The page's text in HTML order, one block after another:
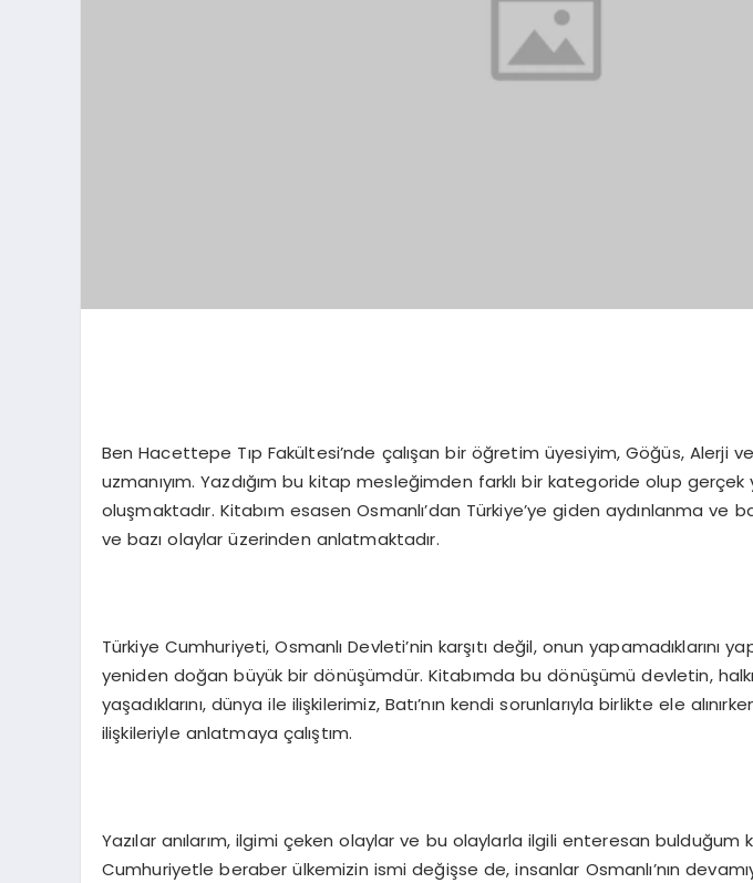
Ben Hacettepe Tıp Fakültesi’nde çalışan bir öğretim üyesiyim, Göğüs, Alerji
uzmanıyım. Yazdığım bu kitap mesleğimden farklı bir kategoride olup
oluşmaktadır. Kitabım esasen Osmanlı’dan Türkiye’ye giden aydınlanma ve
ve bazı olaylar üzerinden anlatmaktadır.
Türkiye Cumhuriyeti, Osmanlı Devleti’nin karşıtı değil, onun yapamadıklarını
yeniden doğan büyük bir dönüşümdür. Kitabımda bu dönüşümü devletin,
yaşadıklarını, dünya ile ilişkilerimiz, Batı’nın kendi sorunlarıyla birlikte ele
ilişkileriyle anlatmaya çalıştım.
Yazılar anılarım, ilgimi çeken olaylar ve bu olaylarla ilgili enteresan bulduğum
Cumhuriyetle beraber ülkemizin ismi değişse de, insanlar Osmanlı’nın